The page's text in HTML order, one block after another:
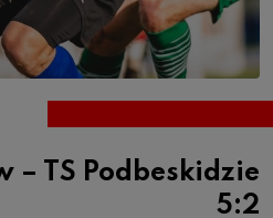
– TS Podbeskidzie
5:2